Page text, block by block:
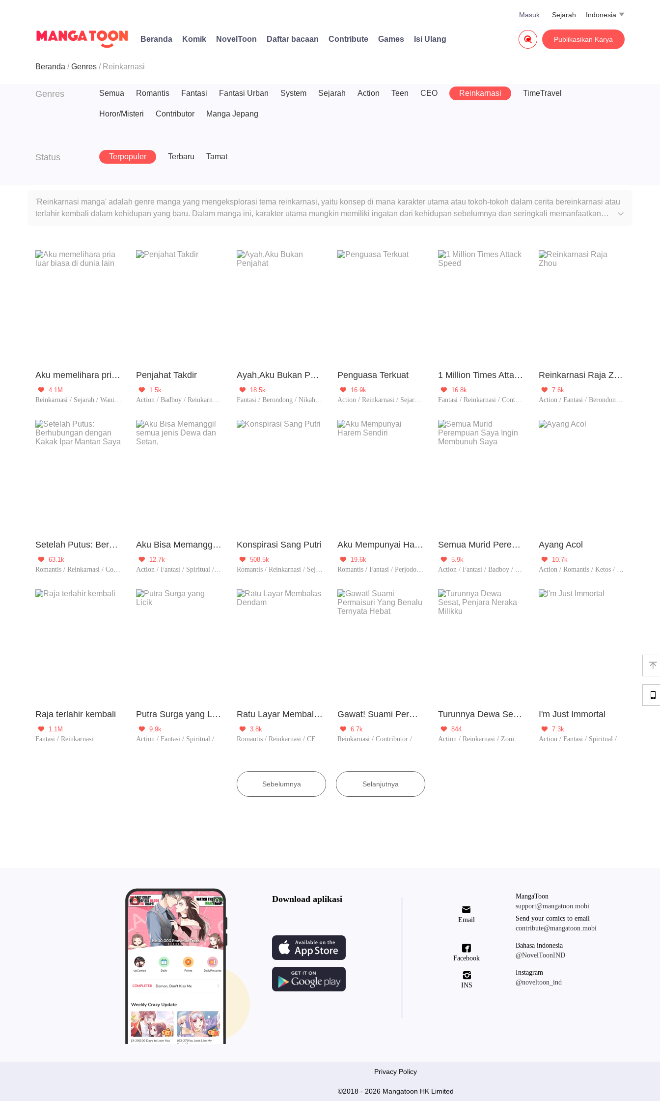
Indonesia 
Sejarah
Masuk
Beranda Komik NovelToon Daftar bacaan Contribute Games Isi Ulang Publikasikan Karya

Beranda Genres Reinkarnasi
Genres Semua Romantis Fantasi Fantasi Urban System Sejarah Action Teen CEO Reinkarnasi TimeTravel
Horor/Misteri Contributor Manga Jepang
Status Terpopuler Terbaru Tamat
'Reinkarnasi manga' adalah genre manga yang mengeksplorasi tema reinkarnasi, yaitu konsep di mana karakter utama atau tokoh-tokoh dalam cerita bereinkarnasi atau
terlahir kembali dalam kehidupan yang baru. Dalam manga ini, karakter utama mungkin memiliki ingatan dari kehidupan sebelumnya dan seringkali memanfaatkan

Aku memelihara pria luar biasa di dunia lain

4.1M
Reinkarnasi / Sejarah / Wanita perkasa
Penjahat Takdir

1.5k
Action / Badboy / Reinkarnasi / Kultivasi / Pendekar / Contributor
Ayah,Aku Bukan Penjahat

18.5k
Fantasi / Berondong / Nikahmuda / Reinkarnasi / Contributor
Penguasa Terkuat

16.9k
Action / Reinkarnasi / Sejarah / Balas Dendam / Xianxia / Membalas dendam
1 Million Times Attack Speed

16.8k
Fantasi / Reinkarnasi / Contributor
Reinkarnasi Raja Zhou

7.6k
Action / Fantasi / Berondong / Spiritual / Reinkarnasi / Balas Dendam / Kultivasi / Pembunuhan / Contributor
Setelah Putus: Berhubungan dengan Kakak Ipar Mantan Saya

63.1k
Romantis / Reinkarnasi / Contributor / Perjodohan / Balas Dendam
Aku Bisa Memanggil semua jenis Dewa dan Setan,

12.7k
Action / Fantasi / Spiritual / Reinkarnasi / Kultivasi / Contributor
Konspirasi Sang Putri

508.5k
Romantis / Reinkarnasi / Sejarah
Aku Mempunyai Harem Sendiri

19.6k
Romantis / Fantasi / Perjodohan / Spiritual / Reinkarnasi / Kultivasi / Contributor
Semua Murid Perempuan Saya Ingin Membunuh Saya

5.9k
Action / Fantasi / Badboy / Perjodohan / Spiritual / Reinkarnasi / Balas Dendam / Kultivasi / Contributor
Ayang Acol

10.7k
Action / Romantis / Ketos / Badboy / Perjodohan / Reinkarnasi / Balas Dendam / Indigo / Pembunuhan / Contributor
Raja terlahir kembali

1.1M
Fantasi / Reinkarnasi
Putra Surga yang Licik

9.9k
Action / Fantasi / Spiritual / Reinkarnasi / Balas Dendam / Kultivasi / Pembunuhan / Contributor
Ratu Layar Membalas Dendam

3.8k
Romantis / Reinkarnasi / CEO / Balas Dendam / Romansa Modern / Membalas dendam
Gawat! Suami Permaisuri Yang Benalu Ternyata Hebat

6.7k
Reinkarnasi / Contributor / Fantasi / Komedi / Kultivasi / Tamat
Turunnya Dewa Sesat, Penjara Neraka Milikku

844
Action / Reinkarnasi / Zombie / Survival / Perubahan Hidu
I'm Just Immortal

7.3k
Action / Fantasi / Spiritual / Reinkarnasi / Balas Dendam / Kultivasi / Contributor
Sebelumnya Selanjutnya

Download aplikasi

Email
MangaToon
support@mangatoon.mobi
Send your comics to email
contribute@mangatoon.mobi

Facebook
Bahasa indonesia
@NovelToonIND

INS
Instagram
@noveltoon_ind
Privacy Policy
©2018 - 2026 Mangatoon HK Limited